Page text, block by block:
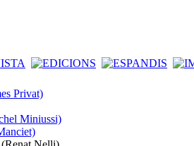
Privat)
Miniussi)